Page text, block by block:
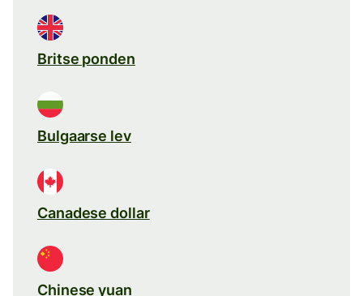
Britse ponden
Bulgaarse lev
Canadese dollar
Chinese yuan